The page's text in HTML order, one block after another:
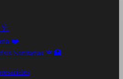
❤️
Sanitarias 🚨🏥